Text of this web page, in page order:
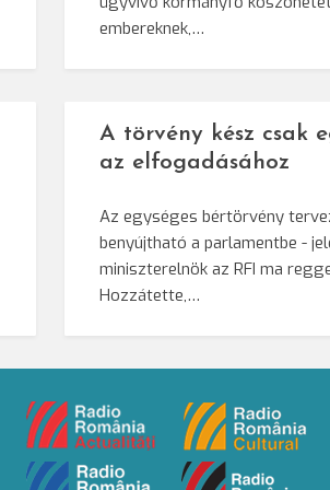
embereknek,…
A törvény kész csak
az elfogadásához
Az egységes bértörvény
benyújtható a parlamentbe -
miniszterelnök az RFI ma
Hozzátette,…